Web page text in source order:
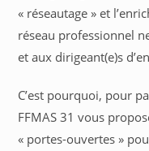
« réseautage » et
réseau professionnel
et aux dirigeant(e)s
C’est pourquoi, pour
FFMAS 31 vous
« portes-ouvertes »